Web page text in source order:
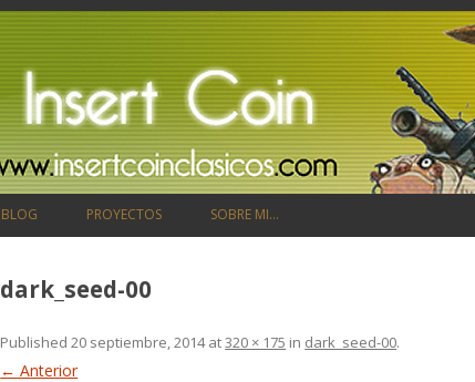
BLOG PROYECTOS SOBRE MI…
dark_seed-00
Published20 septiembre, 2014at320 × 175 in dark_seed-00.
← Anterior